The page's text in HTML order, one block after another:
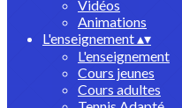
Vidéos
Animations
L'enseignement▴▾
L'enseignement
Cours jeunes
Cours adultes